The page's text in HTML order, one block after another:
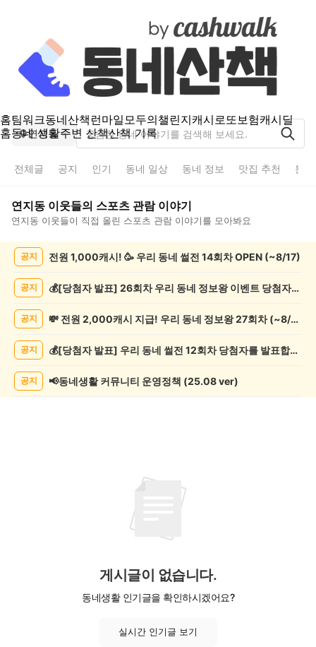
홈팀워크동네산책런마일모두의챌린지캐시로또보험캐시딜
홈동네 생활주변 산책산책 기록
연지동
전체글 공지 인기 동네 일상 동네 정보 맛집 추천 분
연지동 이웃들의 스포츠 관람이야기
연지동 이웃들이 직접 올린 스포츠 관람 이야기를 모아봐요
목
공지 전원 1,000캐시! 🥳 우리 동네 썰전 14회차 OPEN (~8/17)
공지 💰[당첨자 발표] 26회차 우리 동네 정보왕 이벤트 당첨자를 발표합니다!
공지 💸 전원 2,000캐시 지급! 우리 동네 정보왕 27회차 (~8/10)
공지 💰[당첨자 발표] 우리 동네 썰전 12회차 당첨자를 발표합니다!
공지 📢동네생활 커뮤니티 운영정책 (25.08 ver)
게시글이 없습니다.
동네생활 인기글을 확인하시겠어요?
실시간 인기글 보기